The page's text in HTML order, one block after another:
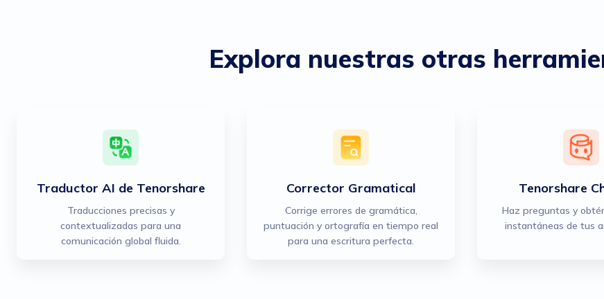
Explora nuestras otras
Traductor AI de Tenorshare
Traducciones precisas y
contextualizadas para una
comunicación global fluida.
Corrector Gramatical
Corrige errores de gramática,
puntuación y ortografía en tiempo real
para una escritura perfecta.
Tenorshare
Haz preguntas y
instantáneas de tus